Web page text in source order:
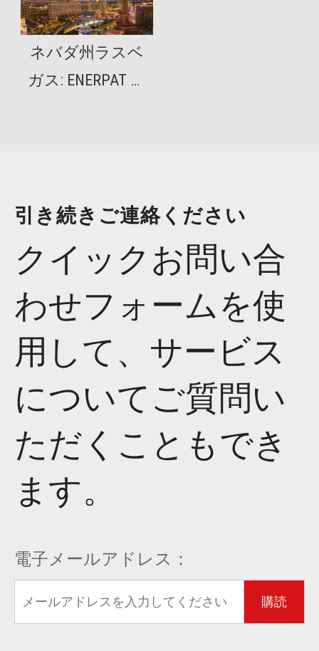
ッダーを設置
ネバダ州ラスベ
ガス: ENERPAT 衣
引き続きご連絡ください
クイックお問い合
わせフォームを使
用して、サービス
についてご質問い
ただくこともでき
ます。
電子メールアドレス：
購読